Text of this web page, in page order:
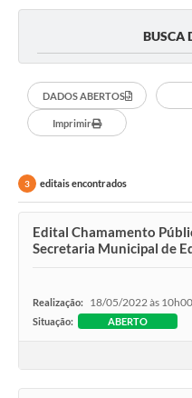
Legislação
Ouvidoria
Procuradoria Jurídica -
Serviços da Secretaria
Controle Interno
Notícias
e-SIC
Contato
BUSCA
DADOS ABERTOS
Imprimir
3 editais encontrados
Edital Chamamento
Secretaria Municipal de
Realização: 18/05/2022 às 10h00
Situação: ABERTO